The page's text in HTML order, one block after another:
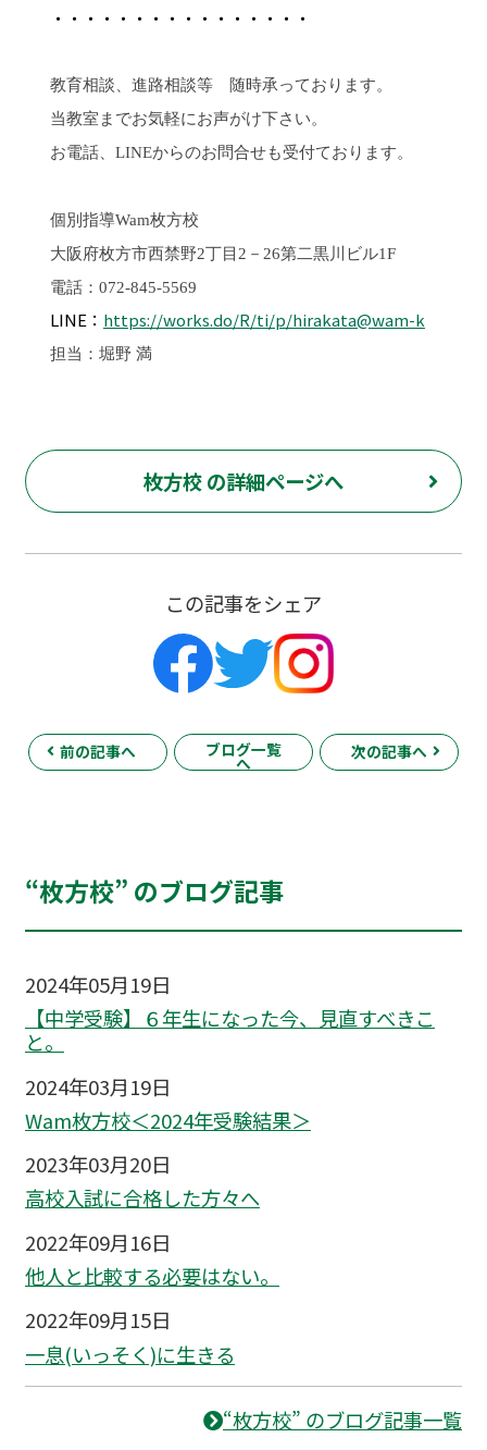
・・・・・・・・・・・・・・・・
教育相談、進路相談等 随時承っております。
当教室までお気軽にお声がけ下さい。
お電話、LINEからのお問合せも受付ております。
個別指導Wam枚方校
大阪府枚方市西禁野2丁目2－26第二黒川ビル1F
電話：072-845-5569
LINE： https://works.do/R/ti/p/hirakata@wam-k
担当：堀野 満
枚方校 の詳細ページへ
この記事をシェア
前の記事へ ブログ一覧
へ
次の記事へ
“枚方校” のブログ記事
2024年05月19日
【中学受験】６年生になった今、見直すべきこ
と。
2024年03月19日
Wam枚方校＜2024年受験結果＞
2023年03月20日
高校入試に合格した方々へ
2022年09月16日
他人と比較する必要はない。
2022年09月15日
一息(いっそく)に生きる
“枚方校” のブログ記事一覧